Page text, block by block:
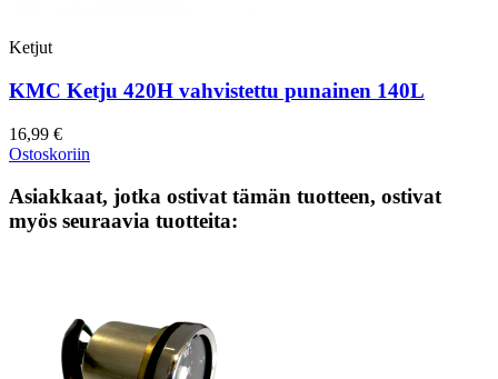
Ketjut
KMC Ketju 420H vahvistettu punainen 140L
16,99 €
Ostoskoriin
Asiakkaat, jotka ostivat tämän tuotteen, ostivat
myös seuraavia tuotteita: